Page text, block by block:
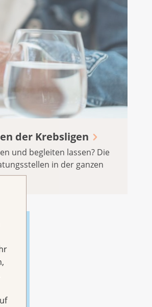
der Krebsligen
und begleiten lassen? Die
in der ganzen